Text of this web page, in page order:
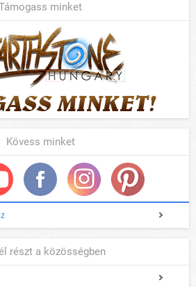
minket
Kövess minket
részt a közösségben